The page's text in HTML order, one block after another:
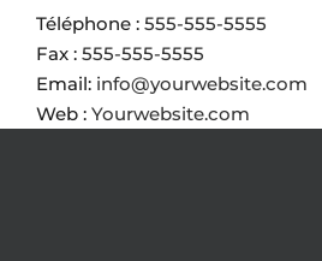
Téléphone : 555-555-5555
Fax : 555-555-5555
Email: info@yourwebsite.com
Web : Yourwebsite.com